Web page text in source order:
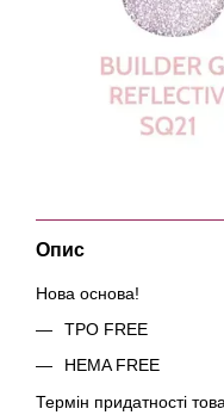
Опис
Нова основа!
ТРО FREE
HEMA FREE
Термін придатності